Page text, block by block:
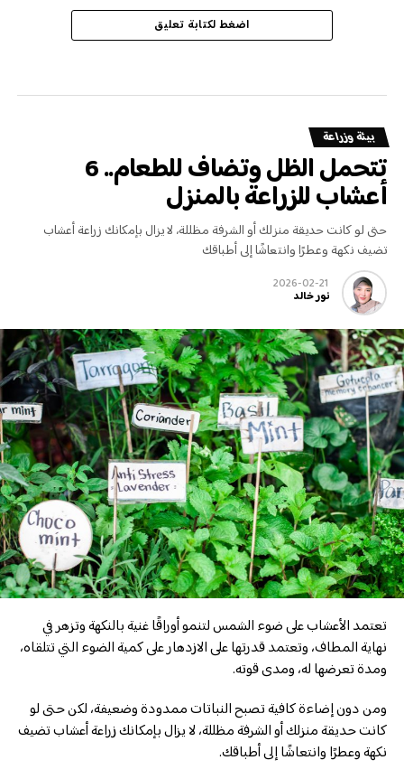
اضغط لكتابة تعليق
بيئة وزراعة
تتحمل الظل وتضاف للطعام.. 6
أعشاب للزراعة بالمنزل
حتى لو كانت حديقة منزلك أو الشرفة مظللة، لا يزال بإمكانك زراعة أعشاب
تضيف نكهة وعطرًا وانتعاشًا إلى أطباقك
2026-02-21
نور خالد
تعتمد الأعشاب على ضوء الشمس لتنمو أوراقًا غنية بالنكهة وتزهر في
نهاية المطاف، وتعتمد قدرتها على الازدهار على كمية الضوء التي تتلقاه،
ومدة تعرضها له، ومدى قوته.
ومن دون إضاءة كافية تصبح النباتات ممدودة وضعيفة، لكن حتى لو
كانت حديقة منزلك أو الشرفة مظللة، لا يزال بإمكانك زراعة أعشاب تضيف
نكهة وعطرًا وانتعاشًا إلى أطباقك.